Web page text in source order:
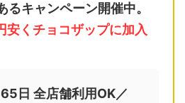
るキャンペーン開催中。
くチョコザップに加入
日 全店舗利用OK／